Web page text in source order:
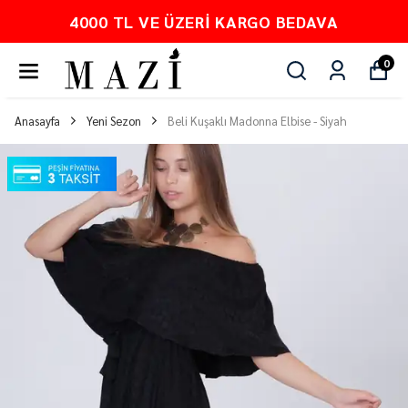
4000 TL VE ÜZERI KARGO BEDAVA
0
Anasayfa Yeni Sezon Beli Kuşaklı Madonna Elbise - Siyah